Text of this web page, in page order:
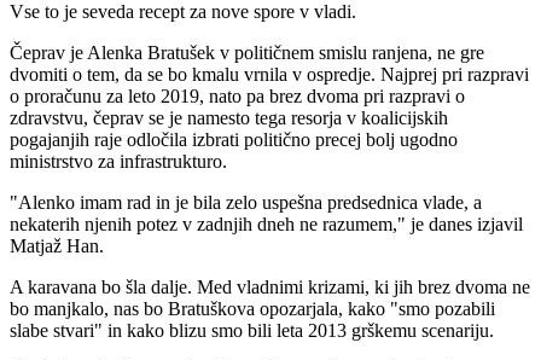
Vse to je seveda recept za nove spore v vladi.
Čeprav je Alenka Bratušek v političnem smislu ranjena, ne gre
dvomiti o tem, da se bo kmalu vrnila v ospredje. Najprej pri razpravi
o proračunu za leto 2019, nato pa brez dvoma pri razpravi o
zdravstvu, čeprav se je namesto tega resorja v koalicijskih
pogajanjih raje odločila izbrati politično precej bolj ugodno
ministrstvo za infrastrukturo.
"Alenko imam rad in je bila zelo uspešna predsednica vlade, a
nekaterih njenih potez v zadnjih dneh ne razumem," je danes izjavil
Matjaž Han.
A karavana bo šla dalje. Med vladnimi krizami, ki jih brez dvoma ne
bo manjkalo, nas bo Bratuškova opozarjala, kako "smo pozabili
slabe stvari" in kako blizu smo bili leta 2013 grškemu scenariju.